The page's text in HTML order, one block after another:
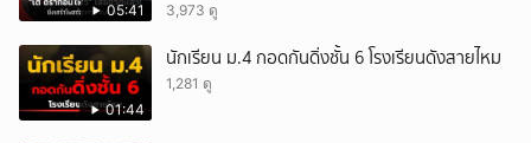
05:41 3,973 ดู
01:44
นักเรียน ม.4 กอดกันดิ่งชั้น 6 โรงเรียนดังสายไหม
1,281 ดู